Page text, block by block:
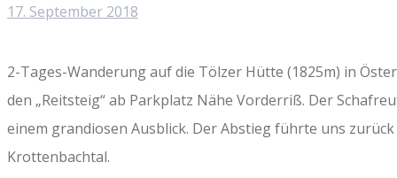
17. September 2018
2-Tages-Wanderung auf die Tölzer Hütte (1825m) in
den „Reitsteig“ ab Parkplatz Nähe Vorderriß. Der
einem grandiosen Ausblick. Der Abstieg führte uns zurück
Krottenbachtal.